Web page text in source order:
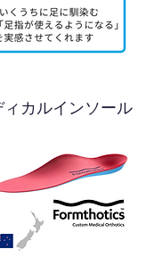
カルインソール